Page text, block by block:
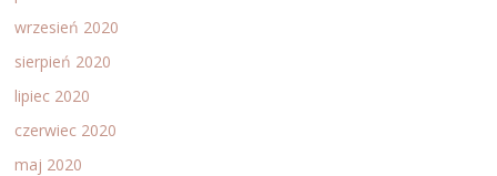
wrzesień 2020
sierpień 2020
lipiec 2020
czerwiec 2020
maj 2020